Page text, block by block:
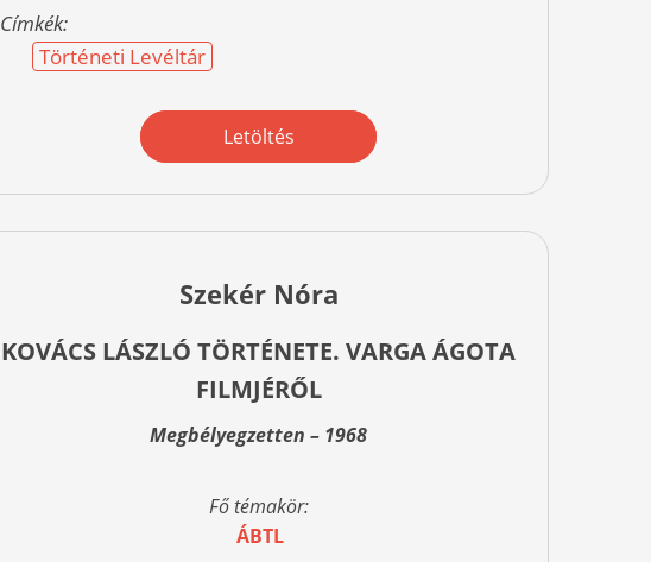
Címkék:
Történeti Levéltár
Letöltés
Szekér Nóra
KOVÁCS LÁSZLÓ TÖRTÉNETE. VARGA ÁGOTA
FILMJÉRŐL
Megbélyegzetten – 1968
Fő témakör:
ÁBTL